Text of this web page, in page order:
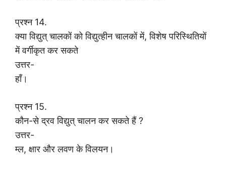
प्रश्न 14.
क्या विद्युत् चालकों को विद्युत्हीन चालकों में, विशेष परिस्थितियों
में वर्गीकृत कर सकते
उत्तर-
हाँ।
प्रश्न 15.
कौन-से द्रव विद्युत् चालन कर सकते हैं ?
उत्तर-
म्ल, क्षार और लवण के विलयन।